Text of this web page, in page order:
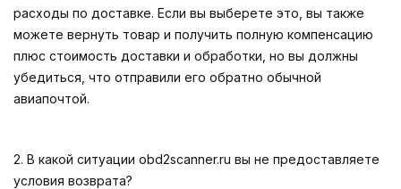
расходы по доставке. Если вы выберете это, вы также
можете вернуть товар и получить полную компенсацию
плюс стоимость доставки и обработки, но вы должны
убедиться, что отправили его обратно обычной
авиапочтой.
2. В какой ситуации obd2scanner.ru вы не предоставляете
условия возврата?